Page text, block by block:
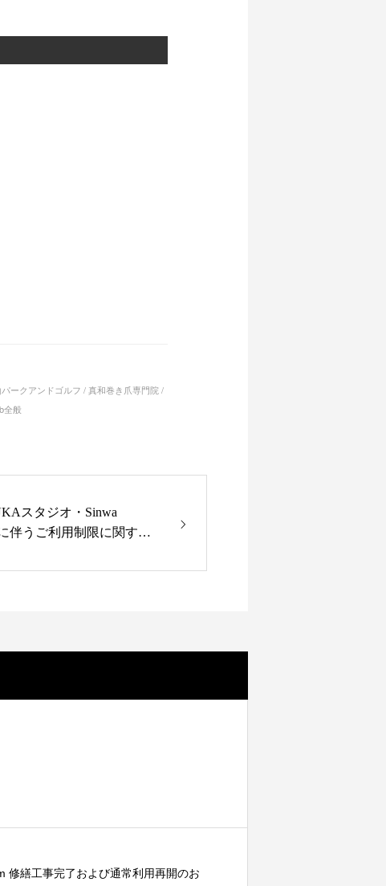
ークアンドゴルフ / 真和巻き爪専門院 /
全般
スタジオ・Sinwa
伴うご利用制限に関する
修繕工事完了および通常利用再開のお